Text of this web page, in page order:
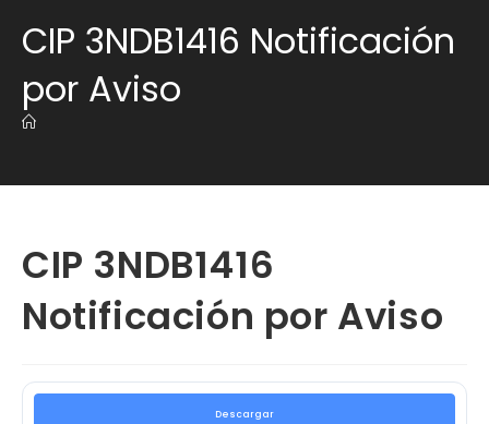
CIP 3NDB1416 Notificación
por Aviso
CIP 3NDB1416
Notificación por Aviso
Descargar